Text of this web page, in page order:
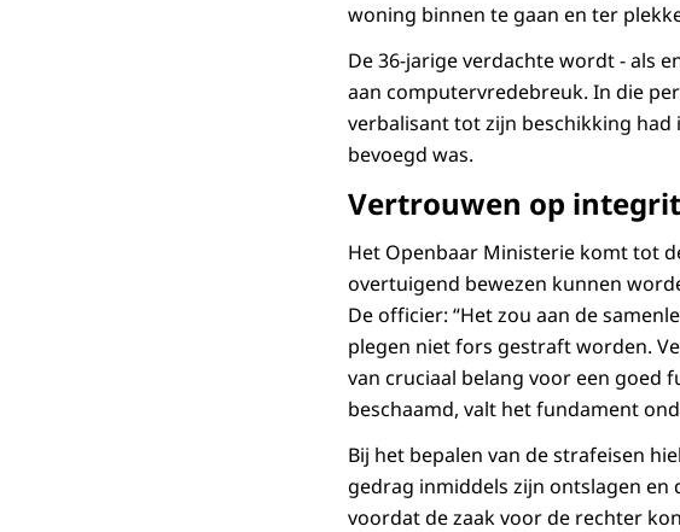
woning binnen te gaan en ter
De 36-jarige verdachte wordt - als
aan computervredebreuk. In die
verbalisant tot zijn beschikking
bevoegd was.
Vertrouwen op
Het Openbaar Ministerie komt tot
overtuigend bewezen kunnen
De officier: “Het zou aan de
plegen niet fors gestraft worden.
van cruciaal belang voor een
beschaamd, valt het fundament
Bij het bepalen van de strafeisen
gedrag inmiddels zijn ontslagen
voordat de zaak voor de rechter